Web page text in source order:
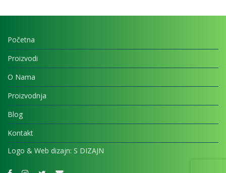
Početna
Proizvodi
O Nama
Proizvodnja
Blog
Kontakt
Logo & Web dizajn: S DIZAJN